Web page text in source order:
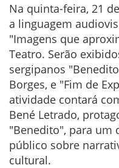
Na quinta-feira, 21
a linguagem
"Imagens que
Teatro. Serão
sergipanos
Borges, e "Fim de
atividade contará
Bené Letrado,
"Benedito", para um
público sobre
cultural.